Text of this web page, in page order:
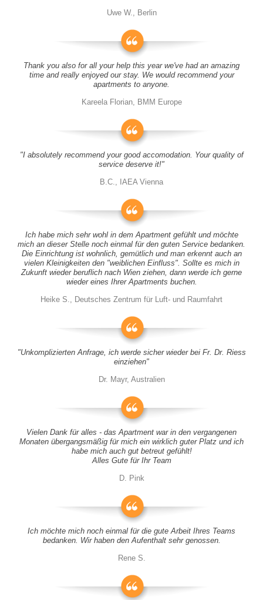
Uwe W., Berlin
Thank you also for all your help this year we've had an amazing
time and really enjoyed our stay. We would recommend your
apartments to anyone.
Kareela Florian, BMM Europe
"I absolutely recommend your good accomodation. Your quality of
service deserve it!"
B.C., IAEA Vienna
Ich habe mich sehr wohl in dem Apartment gefühlt und möchte
mich an dieser Stelle noch einmal für den guten Service bedanken.
Die Einrichtung ist wohnlich, gemütlich und man erkennt auch an
vielen Kleinigkeiten den "weiblichen Einfluss". Sollte es mich in
Zukunft wieder beruflich nach Wien ziehen, dann werde ich gerne
wieder eines Ihrer Apartments buchen.
Heike S., Deutsches Zentrum für Luft- und Raumfahrt
"Unkomplizierten Anfrage, ich werde sicher wieder bei Fr. Dr. Riess
einziehen"
Dr. Mayr, Australien
Vielen Dank für alles - das Apartment war in den vergangenen
Monaten übergangsmäßig für mich ein wirklich guter Platz und ich
habe mich auch gut betreut gefühlt!
Alles Gute für Ihr Team
D. Pink
Ich möchte mich noch einmal für die gute Arbeit Ihres Teams
bedanken. Wir haben den Aufenthalt sehr genossen.
Rene S.